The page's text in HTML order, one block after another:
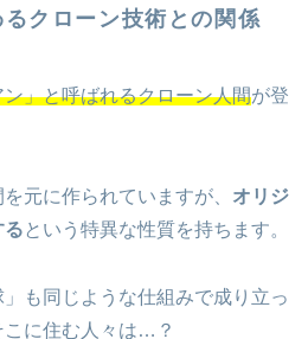
クローン技術との関係
」と呼ばれるクローン人間が登
元に作られていますが、 オリジ
る という特異な性質を持ちます。
も同じような仕組みで成り立っ
こに住む人々は…？